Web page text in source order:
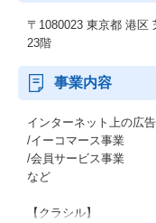
〒1080023 東京都 港区
23階
事業内容
インターネット上の広
/イーコマース事業
/会員サービス事業
など
【クラシル】